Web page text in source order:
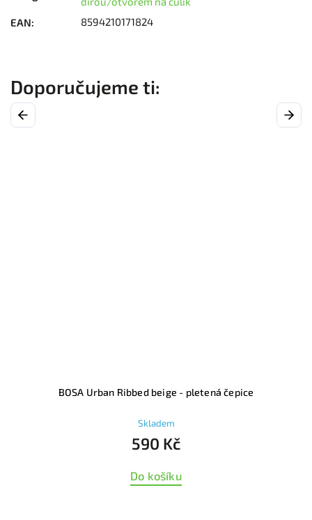
EAN: 8594210171824
Previous
pletená čepice BOSA Urban Ribbed blue -
Next